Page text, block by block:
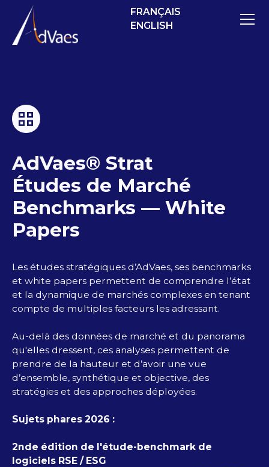
FRANÇAIS
ENGLISH
AdVaes® Strat
Études de Marché
Benchmarks — White
Papers
Les études stratégiques d’AdVaes, ses benchmarks
et white papers permettent de comprendre l’état
et la dynamique de marchés complexes en tenant
compte de multiples facteurs les adressant.
Au-delà des données de marché et du panorama
qu'elles dressent, ces analyses permettent de
prendre de la hauteur et d’avoir une vue
d’ensemble, synthétique et objective, des
stratégies et des approches déployées.
Sujets phares 2026 :
2nde édition de l'étude-benchmark de
logiciels RSE / ESG